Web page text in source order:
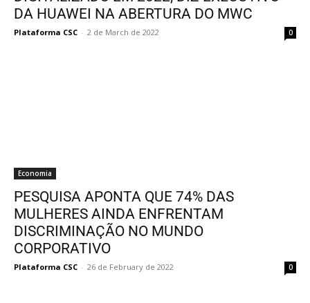
DA HUAWEI NA ABERTURA DO MWC
Plataforma CSC - 2 de March de 2022 0
Economia
PESQUISA APONTA QUE 74% DAS
MULHERES AINDA ENFRENTAM
DISCRIMINAÇÃO NO MUNDO
CORPORATIVO
Plataforma CSC - 26 de February de 2022 0